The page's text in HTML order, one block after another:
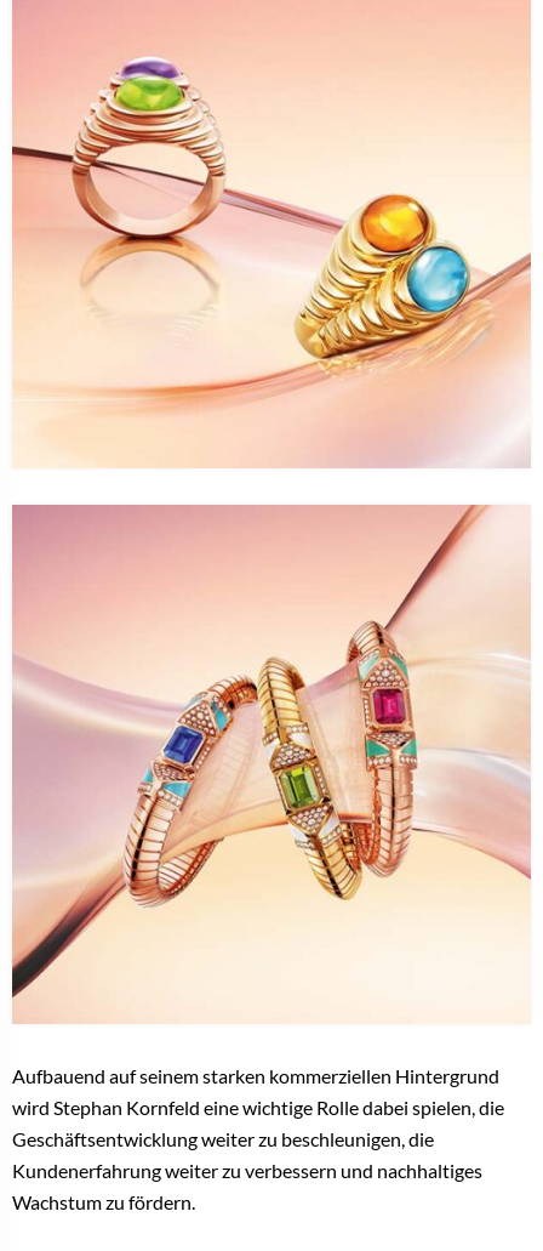
Aufbauend auf seinem starken kommerziellen Hintergrund
wird Stephan Kornfeld eine wichtige Rolle dabei spielen, die
Geschäftsentwicklung weiter zu beschleunigen, die
Kundenerfahrung weiter zu verbessern und nachhaltiges
Wachstum zu fördern.